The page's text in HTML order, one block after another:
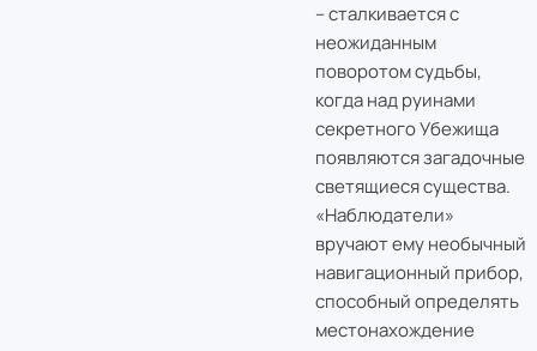
– сталкивается с
неожиданным
поворотом судьбы,
когда над руинами
секретного Убежища
появляются загадочные
светящиеся существа.
«Наблюдатели»
вручают ему необычный
навигационный прибор,
способный определять
местонахождение